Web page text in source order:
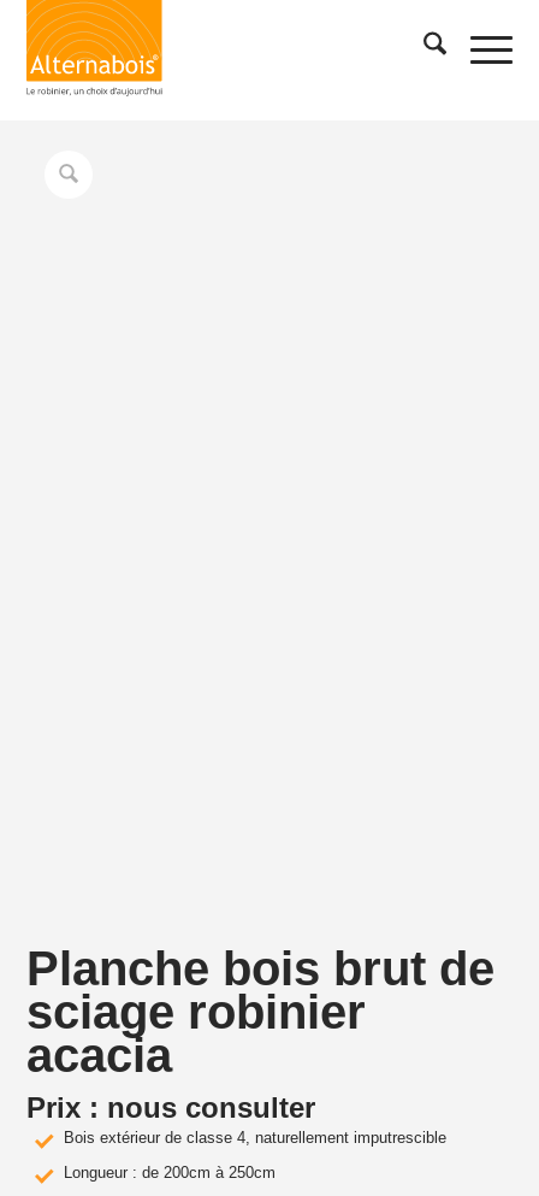
Planche bois brut de
sciage robinier
acacia
Prix : nous consulter
Bois extérieur de classe 4, naturellement imputrescible
Longueur : de 200cm à 250cm